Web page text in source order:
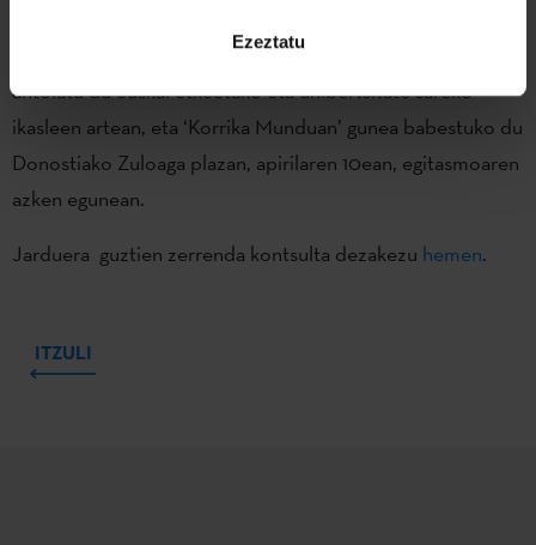
Ezeztatu
Nazioartean Korrikak sustatzeaz gain, bideo lehiaketa bat
antolatu du euskal etxeetako eta unibertsitate sareko
ikasleen artean, eta ‘Korrika Munduan’ gunea babestuko du
Donostiako Zuloaga plazan, apirilaren 10ean, egitasmoaren
azken egunean.
Jarduera guztien zerrenda kontsulta dezakezu hemen.
ITZULI